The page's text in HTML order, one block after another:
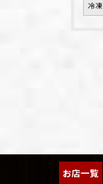
冷凍
お店一覧